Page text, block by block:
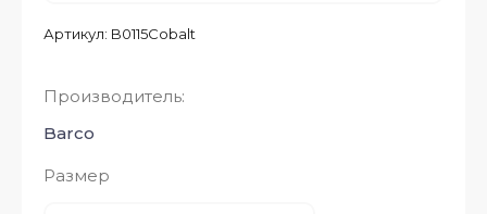
Артикул: B0115Cobalt
Производитель:
Barco
Размер